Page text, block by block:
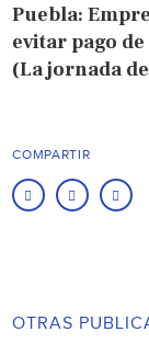
Puebla:
evitar pago
(La jornada
COMPARTIR
OTRAS